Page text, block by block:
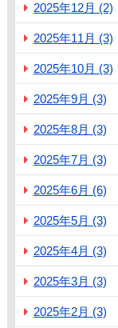
2025年12月 (2)
2025年11月 (3)
2025年10月 (3)
2025年9月 (3)
2025年8月 (3)
2025年7月 (3)
2025年6月 (6)
2025年5月 (3)
2025年4月 (3)
2025年3月 (3)
2025年2月 (3)